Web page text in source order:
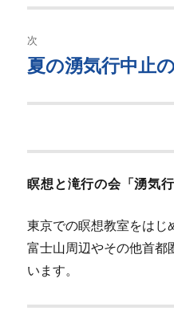
ビ
ゲ
ー
の
投
稿:
次
次
投
夏の湧気行中止
瞑想と滝行の会「湧気
東京での瞑想教室をはじ
富士山周辺やその他首都
います。